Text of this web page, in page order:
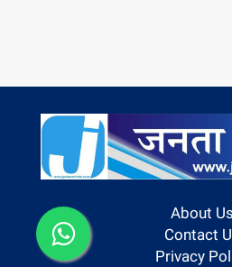
About Us
Contact
Privacy